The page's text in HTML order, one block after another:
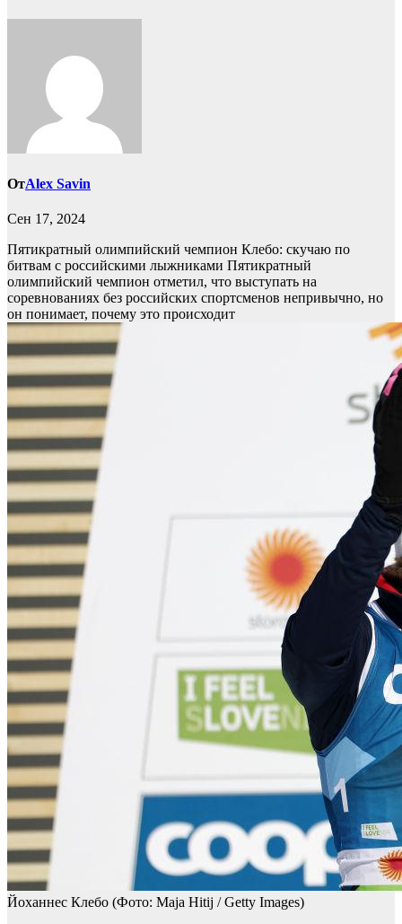
ОтAlex Savin
Сен 17, 2024
Пятикратный олимпийский чемпион Клебо: скучаю по
битвам с российскими лыжниками Пятикратный
олимпийский чемпион отметил, что выступать на
соревнованиях без российских спортсменов непривычно, но
он понимает, почему это происходит
Йоханнес Клебо (Фото: Maja Hitij / Getty Images)